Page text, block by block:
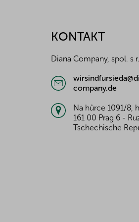
KONTAKT
Diana Company, spol. s
company.de
Na hůrce 1091/8,
161 00 Prag 6 -
Tschechische